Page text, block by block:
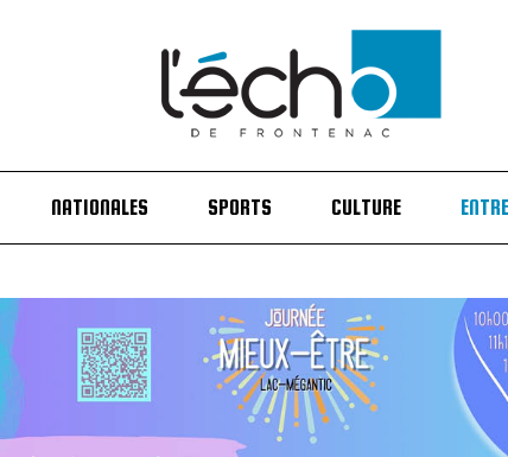
NATIONALES SPORTS CULTURE